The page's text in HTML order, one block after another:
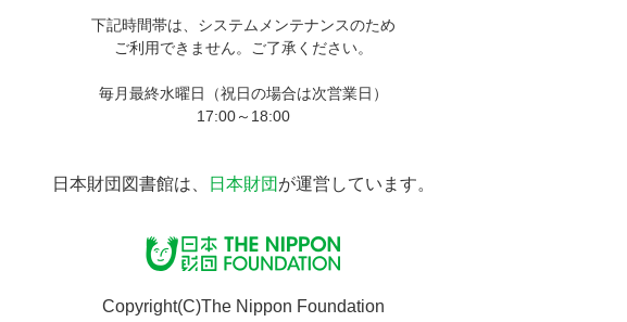
下記時間帯は、システムメンテナンスのため
ご利用できません。ご了承ください。
毎月最終水曜日（祝日の場合は次営業日）
17:00～18:00
日本財団図書館は、 日本財団 が運営しています。
Copyright(C)The Nippon Foundation